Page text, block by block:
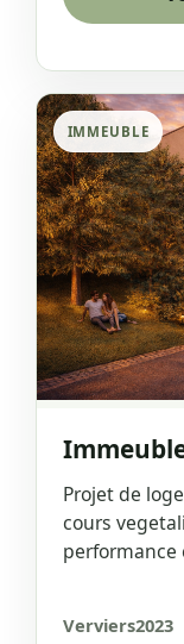
IMMEUBLE
Projet de
cours
performance
Verviers2023